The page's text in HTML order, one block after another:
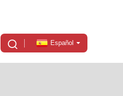
Español